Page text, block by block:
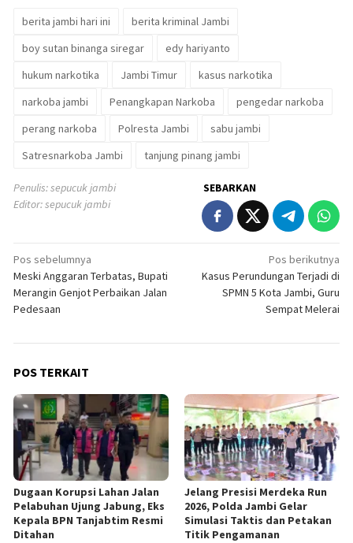
berita jambi hari ini
berita kriminal Jambi
boy sutan binanga siregar
edy hariyanto
hukum narkotika
Jambi Timur
kasus narkotika
narkoba jambi
Penangkapan Narkoba
pengedar narkoba
perang narkoba
Polresta Jambi
sabu jambi
Satresnarkoba Jambi
tanjung pinang jambi
Penulis: sepucuk jambi
Editor: sepucuk jambi
SEBARKAN
Navigasi
pos
Pos sebelumnya
Meski Anggaran Terbatas, Bupati
Merangin Genjot Perbaikan Jalan
Pedesaan
Pos berikutnya
Kasus Perundungan Terjadi di
SPMN 5 Kota Jambi, Guru
Sempat Melerai
POS TERKAIT
Dugaan Korupsi Lahan Jalan
Pelabuhan Ujung Jabung, Eks
Kepala BPN Tanjabtim Resmi
Ditahan
Jelang Presisi Merdeka Run
2026, Polda Jambi Gelar
Simulasi Taktis dan Petakan
Titik Pengamanan